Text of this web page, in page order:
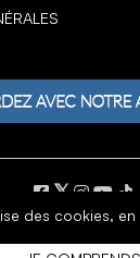
des cookies, en
𝕏
© 1996 - 2026